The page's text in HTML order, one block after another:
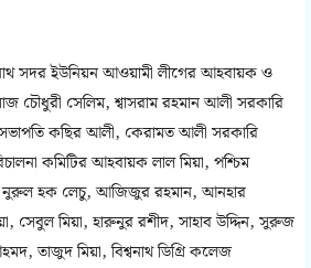
সদর ইউনিয়ন আওয়ামী লীগের আহবায়ক ও
চৌধুরী সেলিম, শ্বাসরাম রহমান আলী সরকারি
সভাপতি কছির আলী, কেরামত আলী সরকারি
কমিটির আহবায়ক লাল মিয়া, পশ্চিম
নুরুল হক লেচু, আজিজুর রহমান, আনহার
সেবুল মিয়া, হারুনুর রশীদ, সাহাব উদ্দিন, সুরুজ
তাজুদ মিয়া, বিশ্বনাথ ডিগ্রি কলেজ